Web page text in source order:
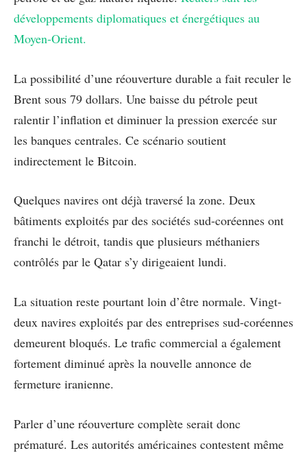
développements diplomatiques et énergétiques au
Moyen-Orient.
La possibilité d’une réouverture durable a fait reculer le
Brent sous 79 dollars. Une baisse du pétrole peut
ralentir l’inflation et diminuer la pression exercée sur
les banques centrales. Ce scénario soutient
indirectement le Bitcoin.
Quelques navires ont déjà traversé la zone. Deux
bâtiments exploités par des sociétés sud-coréennes ont
franchi le détroit, tandis que plusieurs méthaniers
contrôlés par le Qatar s’y dirigeaient lundi.
La situation reste pourtant loin d’être normale. Vingt-
deux navires exploités par des entreprises sud-coréennes
demeurent bloqués. Le trafic commercial a également
fortement diminué après la nouvelle annonce de
fermeture iranienne.
Parler d’une réouverture complète serait donc
prématuré. Les autorités américaines contestent même